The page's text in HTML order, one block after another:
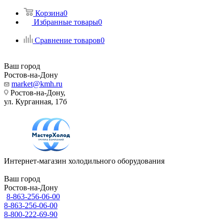
Корзина0
Избранные товары0
Сравнение товаров0
Ваш город
Ростов-на-Дону
market@kmh.ru
Ростов-на-Дону,
ул. Курганная, 17б
Интернет-магазин холодильного оборудования
Ваш город
Ростов-на-Дону
8-863-256-06-00
8-863-256-06-00
8-800-222-69-90